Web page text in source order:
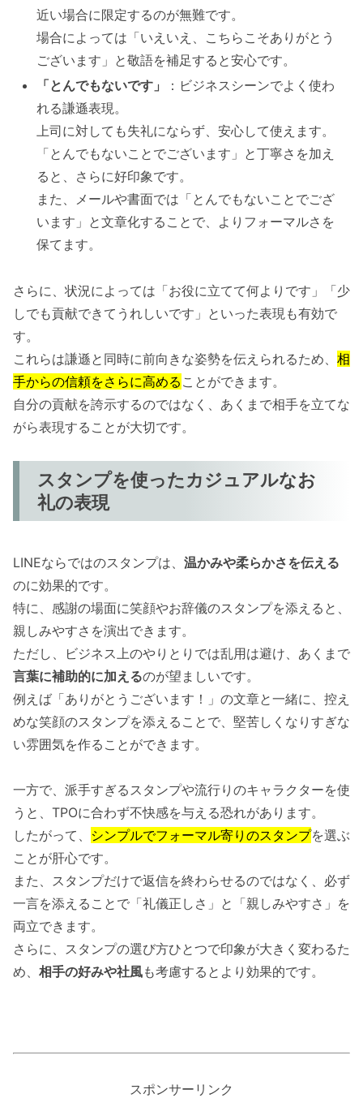
近い場合に限定するのが無難です。
場合によっては「いえいえ、こちらこそありがとう
ございます」と敬語を補足すると安心です。
「とんでもないです」
：ビジネスシーンでよく使わ
れる謙遜表現。
上司に対しても失礼にならず、安心して使えます。
「とんでもないことでございます」と丁寧さを加え
ると、さらに好印象です。
また、メールや書面では「とんでもないことでござ
います」と文章化することで、よりフォーマルさを
保てます。
さらに、状況によっては「お役に立てて何よりです」「少
しでも貢献できてうれしいです」といった表現も有効で
す。
これらは謙遜と同時に前向きな姿勢を伝えられるため、 相
手からの信頼をさらに高める ことができます。
自分の貢献を誇示するのではなく、あくまで相手を立てな
がら表現することが大切です。
スタンプを使ったカジュアルなお
礼の表現
LINEならではのスタンプは、 温かみや柔らかさを伝える
のに効果的です。
特に、感謝の場面に笑顔やお辞儀のスタンプを添えると、
親しみやすさを演出できます。
ただし、ビジネス上のやりとりでは乱用は避け、あくまで
言葉に補助的に加えるのが望ましいです。
例えば「ありがとうございます！」の文章と一緒に、控え
めな笑顔のスタンプを添えることで、堅苦しくなりすぎな
い雰囲気を作ることができます。
一方で、派手すぎるスタンプや流行りのキャラクターを使
うと、TPOに合わず不快感を与える恐れがあります。
したがって、 シンプルでフォーマル寄りのスタンプを選ぶ
ことが肝心です。
また、スタンプだけで返信を終わらせるのではなく、必ず
一言を添えることで「礼儀正しさ」と「親しみやすさ」を
両立できます。
さらに、スタンプの選び方ひとつで印象が大きく変わるた
め、 相手の好みや社風も考慮するとより効果的です。
スポンサーリンク